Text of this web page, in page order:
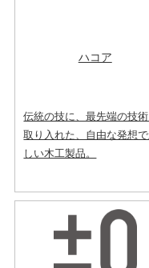
ハコア
伝統の技に、最先端の技
取り入れた、自由な発想
しい木工製品。